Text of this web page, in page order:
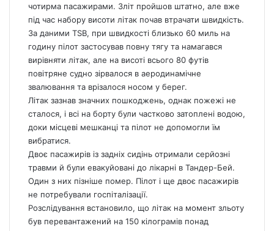
чотирма пасажирами. Зліт пройшов штатно, але вже
під час набору висоти літак почав втрачати швидкість.
За даними TSB, при швидкості близько 60 миль на
годину пілот застосував повну тягу та намагався
вирівняти літак, але на висоті всього 80 футів
повітряне судно зірвалося в аеродинамічне
звалювання та врізалося носом у берег.
Літак зазнав значних пошкоджень, однак пожежі не
сталося, і всі на борту були частково затоплені водою,
доки місцеві мешканці та пілот не допомогли їм
вибратися.
Двоє пасажирів із задніх сидінь отримали серйозні
травми й були евакуйовані до лікарні в Тандер-Бей.
Один з них пізніше помер. Пілот і ще двоє пасажирів
не потребували госпіталізації.
Розслідування встановило, що літак на момент зльоту
був перевантажений на 150 кілограмів понад